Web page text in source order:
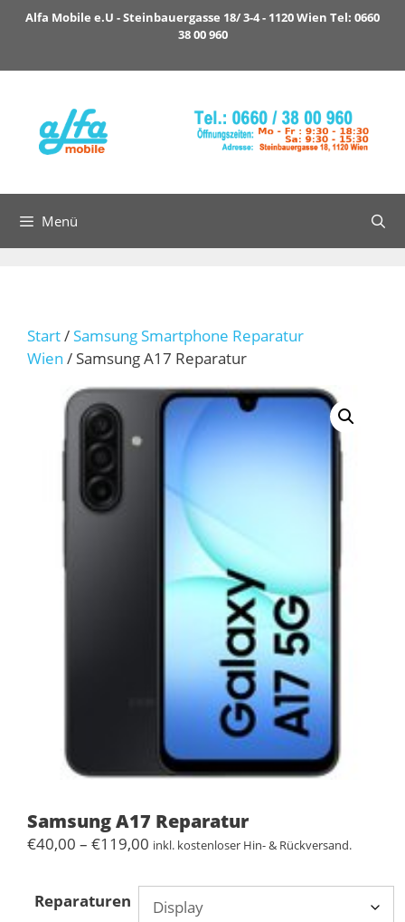
ZumAlfa Mobile e.U - Steinbauergasse 18/ 3-4 - 1120 Wien Tel: 0660
38 00 960
Menü
Start/Samsung Smartphone Reparatur
Wien / Samsung A17 Reparatur
Samsung A17 Reparatur
€40,00 – €119,00 Preisspanne:
bis
€119,00
inkl. kostenloser Hin- & Rückversand.
Reparaturen